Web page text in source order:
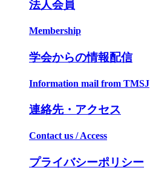
法人会員
Membership
学会からの情報配信
Information mail from TMSJ
連絡先・アクセス
Contact us / Access
プライバシーポリシー